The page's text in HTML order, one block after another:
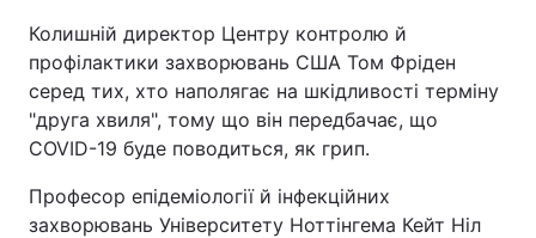
Колишній директор Центру контролю й
профілактики захворювань США Том Фріден
серед тих, хто наполягає на шкідливості терміну
"друга хвиля", тому що він передбачає, що
COVID-19 буде поводиться, як грип.
Професор епідеміології й інфекційних
захворювань Університету Ноттінгема Кейт Ніл